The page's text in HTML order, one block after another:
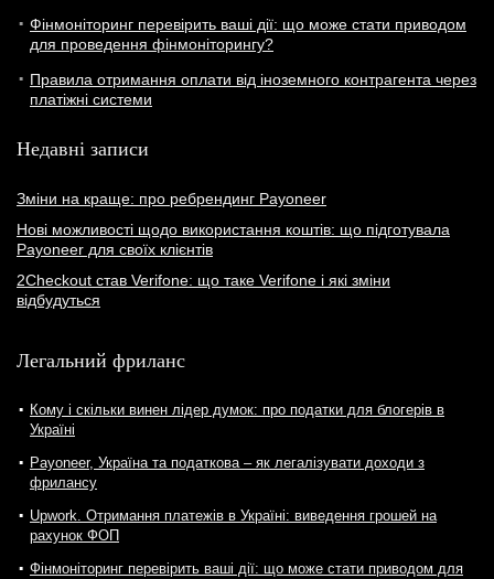
Фінмоніторинг перевірить ваші дії: що може стати приводом
для проведення фінмоніторингу?
Правила отримання оплати від іноземного контрагента через
платіжні системи
Недавні записи
Зміни на краще: про ребрендинг Payoneer
Нові можливості щодо використання коштів: що підготувала
Payoneer для своїх клієнтів
2Checkout став Verifone: що таке Verifone і які зміни
відбудуться
Легальний фриланс
Кому і скільки винен лідер думок: про податки для блогерів в
Україні
Payoneer, Україна та податкова – як легалізувати доходи з
фрилансу
Upwork. Отримання платежів в Україні: виведення грошей на
рахунок ФОП
Фінмоніторинг перевірить ваші дії: що може стати приводом для